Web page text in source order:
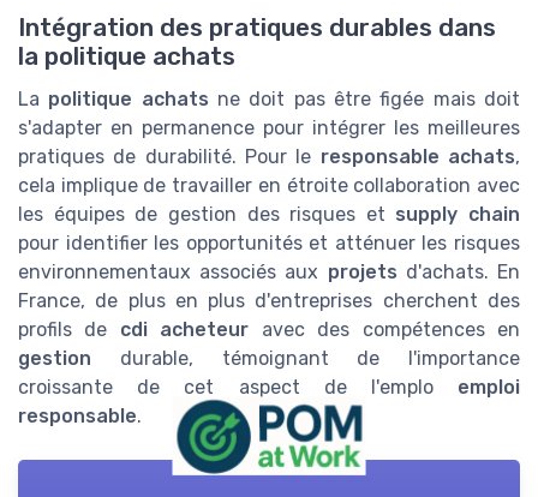
Intégration des pratiques durables dans
la politique achats
La politique achats ne doit pas être figée mais doit
s'adapter en permanence pour intégrer les meilleures
pratiques de durabilité. Pour le responsable achats,
cela implique de travailler en étroite collaboration avec
les équipes de gestion des risques et supply chain
pour identifier les opportunités et atténuer les risques
environnementaux associés aux projets d'achats. En
France, de plus en plus d'entreprises cherchent des
profils de cdi acheteur avec des compétences en
gestion durable, témoignant de l'importance
croissante de cet aspect de l'emplo emploi
responsable.